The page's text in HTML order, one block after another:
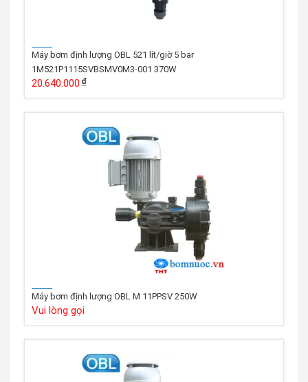
Máy bơm định lượng OBL 521 lít/giờ 5 bar
1M521P1115SVBSMV0M3-001 370W
20.640.000
Máy bơm định lượng OBL M 11PPSV 250W
Vui lòng gọi